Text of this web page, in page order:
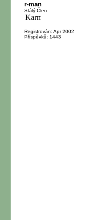
r-man
Stálý Člen
Registrován: Apr 2002
Příspěvků: 1443